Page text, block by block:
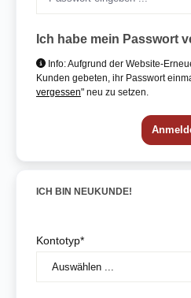
Ich habe mein Passwort
Info: Aufgrund der Website-
Kunden gebeten, ihr Passwort
vergessen" neu zu setzen.
ICH BIN NEUKUNDE!
Persönliche Informationen
Kontotyp*